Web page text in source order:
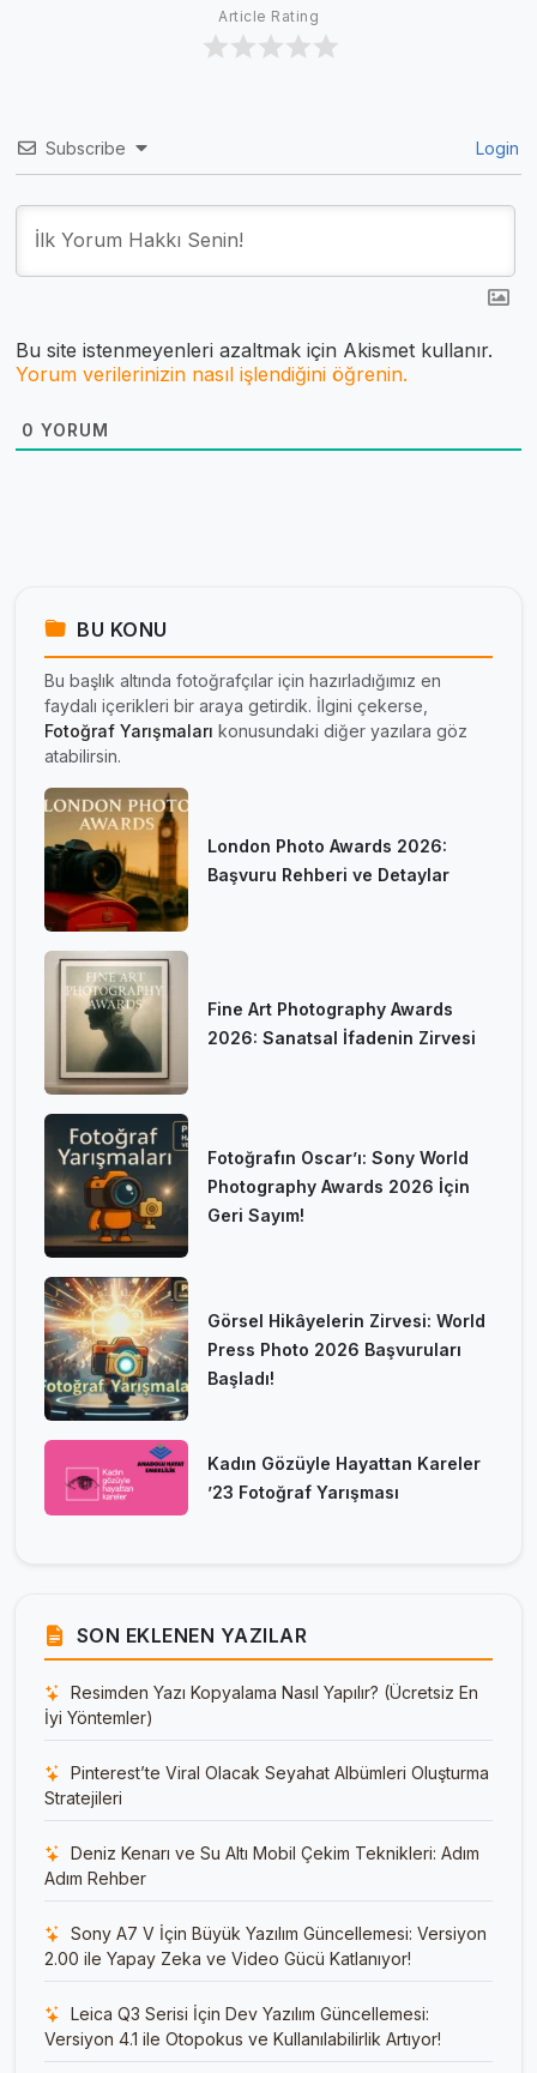
Article Rating
Subscribe Login
Bu site istenmeyenleri azaltmak için Akismet kullanır.
Yorum verilerinizin nasıl işlendiğini öğrenin.
0 YORUM
BU KONU
Bu başlık altında fotoğrafçılar için hazırladığımız en
faydalı içerikleri bir araya getirdik. İlgini çekerse,
Fotoğraf Yarışmaları konusundaki diğer yazılara göz
atabilirsin.
London Photo Awards 2026:
Başvuru Rehberi ve Detaylar
Fine Art Photography Awards
2026: Sanatsal İfadenin Zirvesi
Fotoğrafın Oscar’ı: Sony World
Photography Awards 2026 İçin
Geri Sayım!
Görsel Hikâyelerin Zirvesi: World
Press Photo 2026 Başvuruları
Başladı!
Kadın Gözüyle Hayattan Kareler
’23 Fotoğraf Yarışması
SON EKLENEN YAZILAR
Resimden Yazı Kopyalama Nasıl Yapılır? (Ücretsiz En
İyi Yöntemler)
Pinterest’te Viral Olacak Seyahat Albümleri Oluşturma
Stratejileri
Deniz Kenarı ve Su Altı Mobil Çekim Teknikleri: Adım
Adım Rehber
Sony A7 V İçin Büyük Yazılım Güncellemesi: Versiyon
2.00 ile Yapay Zeka ve Video Gücü Katlanıyor!
Leica Q3 Serisi İçin Dev Yazılım Güncellemesi:
Versiyon 4.1 ile Otopokus ve Kullanılabilirlik Artıyor!